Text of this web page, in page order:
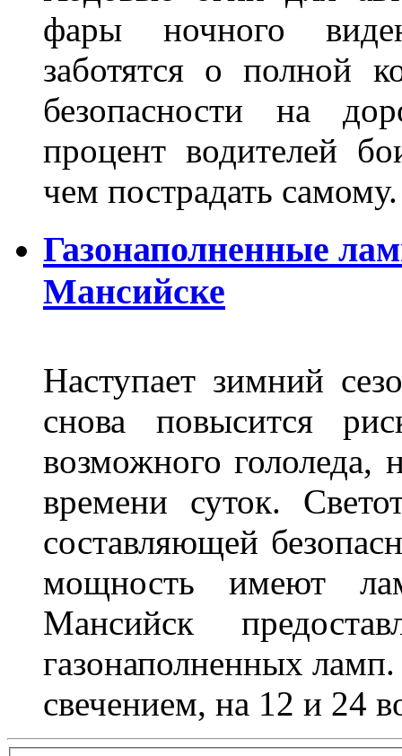
фары ночного
заботятся о полной
безопасности на
процент водителей
чем пострадать самому.
Газонаполненные
Мансийске
Наступает зимний
снова повысится
возможного гололеда,
времени суток.
составляющей
мощность имеют
Мансийск
газонаполненных
свечением, на 12 и 24